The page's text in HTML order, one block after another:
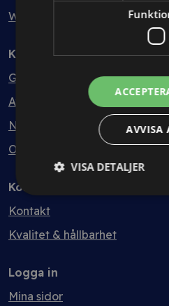
Webbinarium
Kunskapsbank
Guider
Avtalsmallar
Nyheter
Ordlista
Kontakt
Kontakt
Kvalitet & hållbarhet
Logga in
Mina sidor
AVVISA
VISA DETALJER